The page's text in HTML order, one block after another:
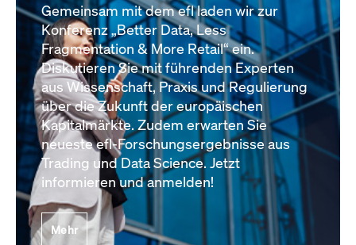
Gemeinsam mit dem efl laden wir zur
Konferenz „Better Data, Less
Fragmentation & More Retail“ ein.
Diskutieren Sie mit führenden Experten
aus Wissenschaft, Praxis und Regulierung
über die Zukunft der europäischen
Kapitalmärkte. Zudem erwarten Sie
neueste efl-Forschungsergebnisse aus
Trading und Data Science. Jetzt
informieren und anmelden!
Mehr